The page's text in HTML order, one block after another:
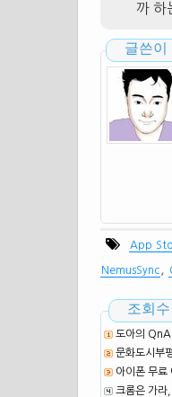
까 하
글쓴이
App
NemusSync
조회
도아의
문화도시부
아이폰 무료
크롬은 가라